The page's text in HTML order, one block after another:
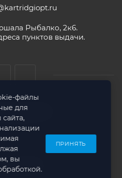
Рыбалко, 2к6.
пунктов выдачи.
ОПТ
в Solo-com
файлы
для
вы
ПРИНЯТЬ